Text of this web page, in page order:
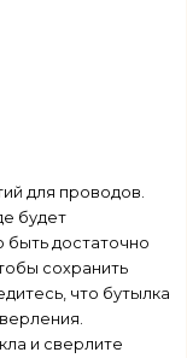
для проводов.
будет
быть достаточно
сохранить
что бутылка
и сверлите